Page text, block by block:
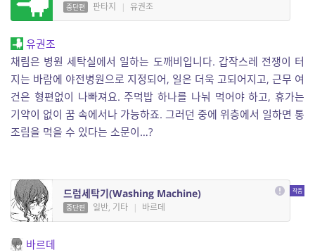
중단편 판타지 | 유권조
유권조
채림은 병원 세탁실에서 일하는 도깨비입니다. 갑작스레 전쟁이 터
지는 바람에 야전병원으로 지정되어, 일은 더욱 고되어지고, 근무 여
건은 형편없이 나빠져요. 주먹밥 하나를 나눠 먹어야 하고, 휴가는
기약이 없이 꿈 속에서나 가능하죠. 그러던 중에 위층에서 일하면 통
조림을 먹을 수 있다는 소문이…?
드럼세탁기(Washing Machine)
중단편 일반, 기타 | 바르데
바르데